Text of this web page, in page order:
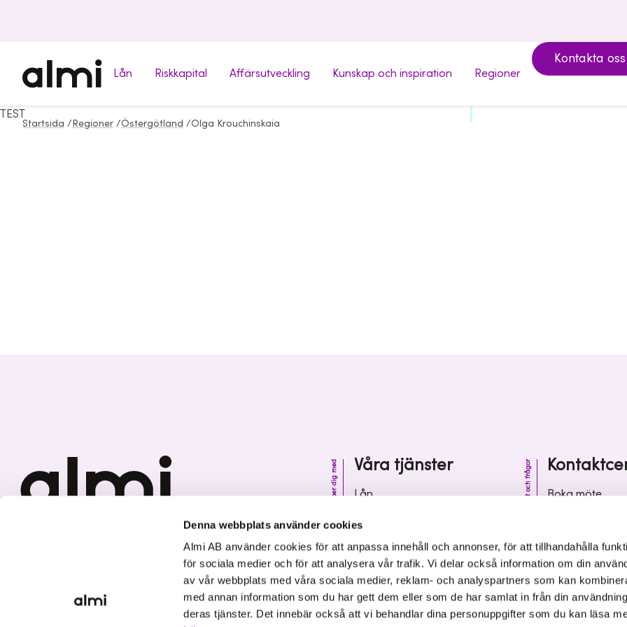
Denna webbplats använder cookies
Almi AB använder cookies för att anpassa innehåll och annonser, för att tillhandahålla
för sociala medier och för att analysera vår trafik. Vi delar också information om din
av vår webbplats med våra sociala medier, reklam- och analyspartners som kan
med annan information som du har gett dem eller som de har samlat in från din
deras tjänster. Det innebär också att vi behandlar dina personuppgifter som du kan läsa
Lån Riskkapital Affärsutveckling Kunskap och inspiration Regioner
Kontakta oss
Startsida / Regioner /Östergötland /Olga Krouchinskaia
TEST
Våra tjänster
Vi hjälper dig med
Lån
Affärsutveckling
Kunskap och inspiration
Kontakt och frågor
Boka möte
Vanliga frågor